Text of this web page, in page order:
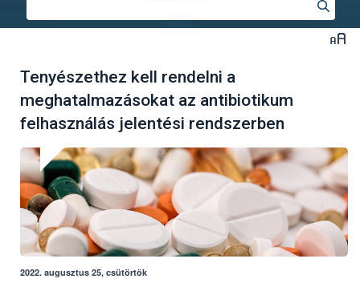
Tenyészethez kell rendelni a
meghatalmazásokat az antibiotikum
felhasználás jelentési rendszerben
2022. augusztus 25, csütörtök